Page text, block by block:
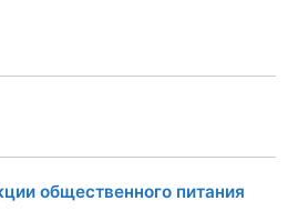
общественного питания